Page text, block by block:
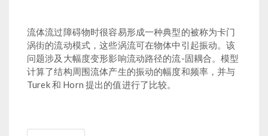
流体流过障碍物时很容易形成一种典型的被称为卡门
涡街的流动模式，这些涡流可在物体中引起振动。该
问题涉及大幅度变形影响流动路径的流-固耦合。模型
计算了结构周围流体产生的振动的幅度和频率，并与
Turek 和 Horn 提出的值进行了比较。